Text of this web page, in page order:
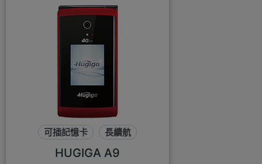
可插記憶卡
長續航
彩色螢幕
HUGIGA A9